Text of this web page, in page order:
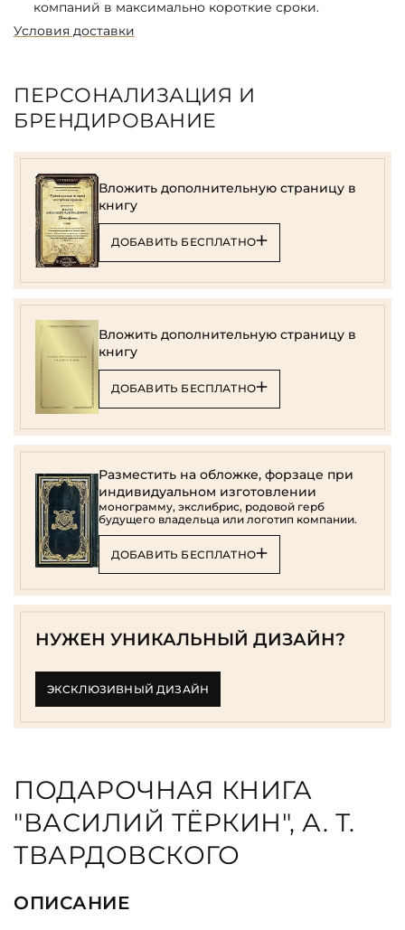
компаний в максимально короткие сроки.
Условия доставки
ПЕРСОНАЛИЗАЦИЯ И
БРЕНДИРОВАНИЕ
Вложить дополнительную страницу в
книгу
ДОБАВИТЬ БЕСПЛАТНО
Вложить дополнительную страницу в
книгу
ДОБАВИТЬ БЕСПЛАТНО
Разместить на обложке, форзаце при
индивидуальном изготовлении
монограмму, экслибрис, родовой герб
будущего владельца или логотип компании.
ДОБАВИТЬ БЕСПЛАТНО
НУЖЕН УНИКАЛЬНЫЙ ДИЗАЙН?
ЭКСКЛЮЗИВНЫЙ ДИЗАЙН
ПОДАРОЧНАЯ КНИГА
"ВАСИЛИЙ ТЁРКИН", А. Т.
ТВАРДОВСКОГО
ОПИСАНИЕ